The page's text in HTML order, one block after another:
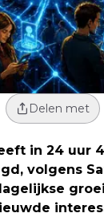
Delen met
in 24 uur
volgens